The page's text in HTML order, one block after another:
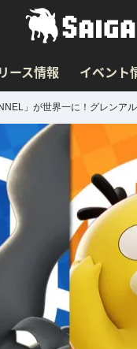
ース情報 イベント
」が世界一に！グレンア